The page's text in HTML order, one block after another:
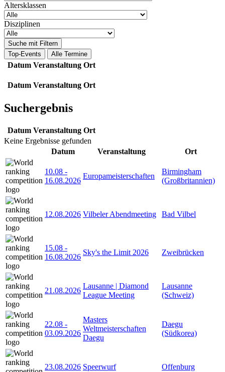
Altersklassen
Disziplinen
Suche mit Filtern
Top-Events
Alle Termine
Datum Veranstaltung Ort
Datum Veranstaltung Ort
Suchergebnis
Datum Veranstaltung Ort
Keine Ergebnisse gefunden
Datum
Veranstaltung Ort
10.08 -
16.08.2026
Europameisterschaften
Birmingham
(Großbritannien)
12.08.2026 Vilbeler Abendmeeting Bad Vilbel
15.08 -
16.08.2026
Sky's the Limit 2026 Zweibrücken
21.08.2026
Lausanne | Diamond
League Meeting
Lausanne
(Schweiz)
22.08 -
03.09.2026
Masters
Weltmeisterschaften
Daegu
Daegu
(Südkorea)
23.08.2026 Speerwurf Offenburg